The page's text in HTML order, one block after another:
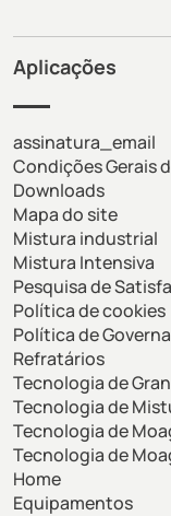
Aplicações
assinatura_email
Condições Gerais
Downloads
Mapa do site
Mistura industrial
Mistura Intensiva
Pesquisa de
Política de cookies
Política de
Refratários
Tecnologia de
Tecnologia de
Tecnologia de
Tecnologia de
Home
Equipamentos